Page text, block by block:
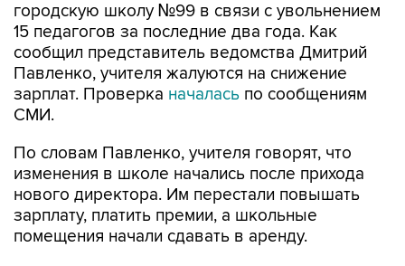
городскую школу №99 в связи с увольнением
15 педагогов за последние два года. Как
сообщил представитель ведомства Дмитрий
Павленко, учителя жалуются на снижение
зарплат. Проверка началась по сообщениям
СМИ.
По словам Павленко, учителя говорят, что
изменения в школе начались после прихода
нового директора. Им перестали повышать
зарплату, платить премии, а школьные
помещения начали сдавать в аренду.